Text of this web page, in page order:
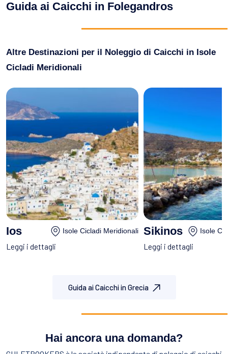
Termini e Condizioni
Guida ai Caicchi in Folegandros
Altre Destinazioni per il Noleggio di Caicchi in Isole
Cicladi Meridionali
Ios Isole Cicladi Meridionali
Leggi i dettagli
Sikinos Isole
Leggi i dettagli
Guida ai Caicchi in Grecia
Hai ancora una domanda?